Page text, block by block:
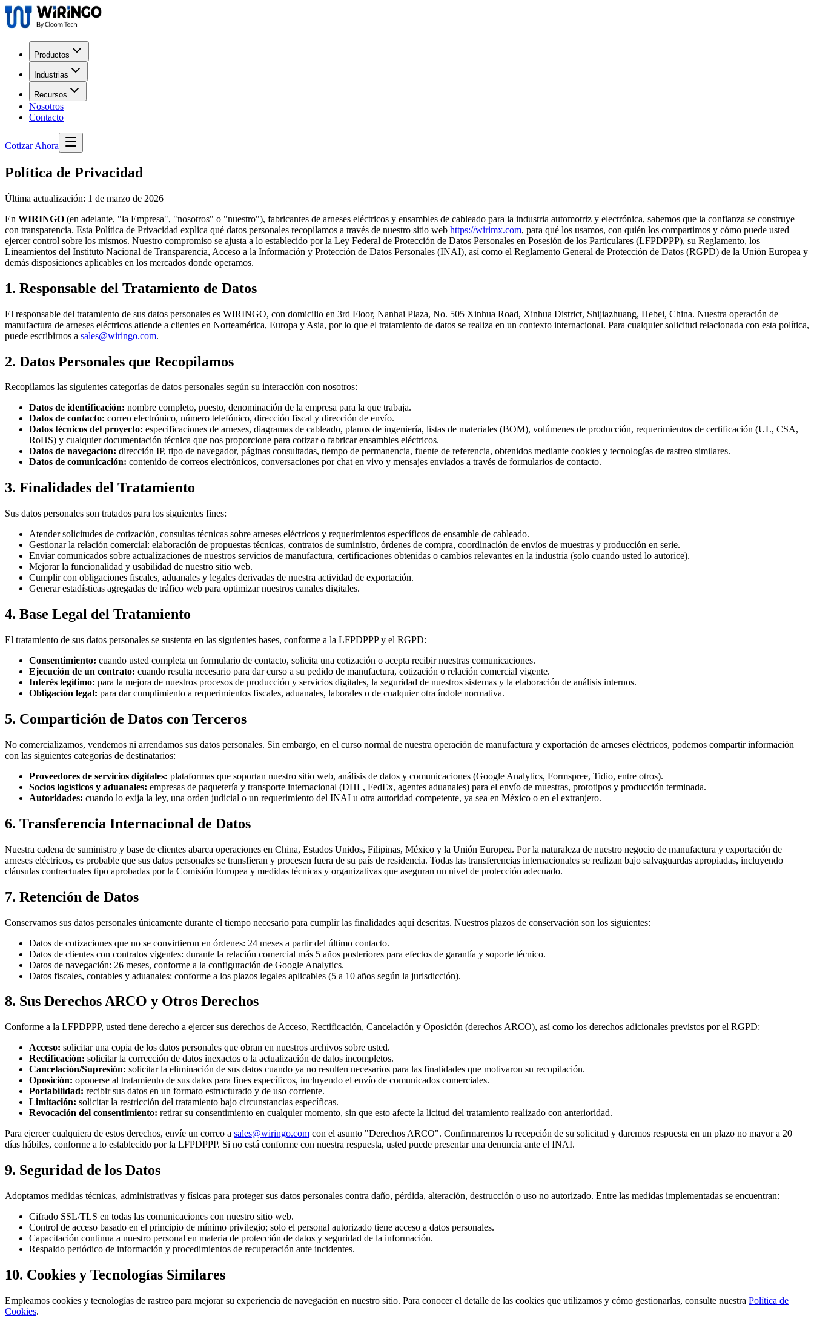
Productos
Industrias
Recursos
Nosotros
Contacto
Cotizar Ahora
Política de Privacidad
Última actualización: 1 de marzo de 2026
En WIRINGO (en adelante, "la Empresa", "nosotros" o "nuestro"), fabricantes de arneses eléctricos y ensambles de cableado para la industria automotriz y electrónica, sabemos que la confianza se construye
con transparencia. Esta Política de Privacidad explica qué datos personales recopilamos a través de nuestro sitio web https://wirimx.com, para qué los usamos, con quién los compartimos y cómo puede usted
ejercer control sobre los mismos. Nuestro compromiso se ajusta a lo establecido por la Ley Federal de Protección de Datos Personales en Posesión de los Particulares (LFPDPPP), su Reglamento, los
Lineamientos del Instituto Nacional de Transparencia, Acceso a la Información y Protección de Datos Personales (INAI), así como el Reglamento General de Protección de Datos (RGPD) de la Unión Europea y
demás disposiciones aplicables en los mercados donde operamos.
1. Responsable del Tratamiento de Datos
El responsable del tratamiento de sus datos personales es WIRINGO, con domicilio en 3rd Floor, Nanhai Plaza, No. 505 Xinhua Road, Xinhua District, Shijiazhuang, Hebei, China. Nuestra operación de
manufactura de arneses eléctricos atiende a clientes en Norteamérica, Europa y Asia, por lo que el tratamiento de datos se realiza en un contexto internacional. Para cualquier solicitud relacionada con esta política,
puede escribirnos a sales@wiringo.com.
2. Datos Personales que Recopilamos
Recopilamos las siguientes categorías de datos personales según su interacción con nosotros:
Datos de identificación: nombre completo, puesto, denominación de la empresa para la que trabaja.
Datos de contacto: correo electrónico, número telefónico, dirección fiscal y dirección de envío.
Datos técnicos del proyecto: especificaciones de arneses, diagramas de cableado, planos de ingeniería, listas de materiales (BOM), volúmenes de producción, requerimientos de certificación (UL, CSA,
RoHS) y cualquier documentación técnica que nos proporcione para cotizar o fabricar ensambles eléctricos.
Datos de navegación: dirección IP, tipo de navegador, páginas consultadas, tiempo de permanencia, fuente de referencia, obtenidos mediante cookies y tecnologías de rastreo similares.
Datos de comunicación: contenido de correos electrónicos, conversaciones por chat en vivo y mensajes enviados a través de formularios de contacto.
3. Finalidades del Tratamiento
Sus datos personales son tratados para los siguientes fines:
Atender solicitudes de cotización, consultas técnicas sobre arneses eléctricos y requerimientos específicos de ensamble de cableado.
Gestionar la relación comercial: elaboración de propuestas técnicas, contratos de suministro, órdenes de compra, coordinación de envíos de muestras y producción en serie.
Enviar comunicados sobre actualizaciones de nuestros servicios de manufactura, certificaciones obtenidas o cambios relevantes en la industria (solo cuando usted lo autorice).
Mejorar la funcionalidad y usabilidad de nuestro sitio web.
Cumplir con obligaciones fiscales, aduanales y legales derivadas de nuestra actividad de exportación.
Generar estadísticas agregadas de tráfico web para optimizar nuestros canales digitales.
4. Base Legal del Tratamiento
El tratamiento de sus datos personales se sustenta en las siguientes bases, conforme a la LFPDPPP y el RGPD:
Consentimiento: cuando usted completa un formulario de contacto, solicita una cotización o acepta recibir nuestras comunicaciones.
Ejecución de un contrato: cuando resulta necesario para dar curso a su pedido de manufactura, cotización o relación comercial vigente.
Interés legítimo: para la mejora de nuestros procesos de producción y servicios digitales, la seguridad de nuestros sistemas y la elaboración de análisis internos.
Obligación legal: para dar cumplimiento a requerimientos fiscales, aduanales, laborales o de cualquier otra índole normativa.
5. Compartición de Datos con Terceros
No comercializamos, vendemos ni arrendamos sus datos personales. Sin embargo, en el curso normal de nuestra operación de manufactura y exportación de arneses eléctricos, podemos compartir información
con las siguientes categorías de destinatarios:
Proveedores de servicios digitales: plataformas que soportan nuestro sitio web, análisis de datos y comunicaciones (Google Analytics, Formspree, Tidio, entre otros).
Socios logísticos y aduanales: empresas de paquetería y transporte internacional (DHL, FedEx, agentes aduanales) para el envío de muestras, prototipos y producción terminada.
Autoridades: cuando lo exija la ley, una orden judicial o un requerimiento del INAI u otra autoridad competente, ya sea en México o en el extranjero.
6. Transferencia Internacional de Datos
Nuestra cadena de suministro y base de clientes abarca operaciones en China, Estados Unidos, Filipinas, México y la Unión Europea. Por la naturaleza de nuestro negocio de manufactura y exportación de
arneses eléctricos, es probable que sus datos personales se transfieran y procesen fuera de su país de residencia. Todas las transferencias internacionales se realizan bajo salvaguardas apropiadas, incluyendo
cláusulas contractuales tipo aprobadas por la Comisión Europea y medidas técnicas y organizativas que aseguran un nivel de protección adecuado.
7. Retención de Datos
Conservamos sus datos personales únicamente durante el tiempo necesario para cumplir las finalidades aquí descritas. Nuestros plazos de conservación son los siguientes:
Datos de cotizaciones que no se convirtieron en órdenes: 24 meses a partir del último contacto.
Datos de clientes con contratos vigentes: durante la relación comercial más 5 años posteriores para efectos de garantía y soporte técnico.
Datos de navegación: 26 meses, conforme a la configuración de Google Analytics.
Datos fiscales, contables y aduanales: conforme a los plazos legales aplicables (5 a 10 años según la jurisdicción).
8. Sus Derechos ARCO y Otros Derechos
Conforme a la LFPDPPP, usted tiene derecho a ejercer sus derechos de Acceso, Rectificación, Cancelación y Oposición (derechos ARCO), así como los derechos adicionales previstos por el RGPD:
Acceso: solicitar una copia de los datos personales que obran en nuestros archivos sobre usted.
Rectificación: solicitar la corrección de datos inexactos o la actualización de datos incompletos.
Cancelación/Supresión: solicitar la eliminación de sus datos cuando ya no resulten necesarios para las finalidades que motivaron su recopilación.
Oposición: oponerse al tratamiento de sus datos para fines específicos, incluyendo el envío de comunicados comerciales.
Portabilidad: recibir sus datos en un formato estructurado y de uso corriente.
Limitación: solicitar la restricción del tratamiento bajo circunstancias específicas.
Revocación del consentimiento: retirar su consentimiento en cualquier momento, sin que esto afecte la licitud del tratamiento realizado con anterioridad.
Para ejercer cualquiera de estos derechos, envíe un correo a sales@wiringo.com con el asunto "Derechos ARCO". Confirmaremos la recepción de su solicitud y daremos respuesta en un plazo no mayor a 20
días hábiles, conforme a lo establecido por la LFPDPPP. Si no está conforme con nuestra respuesta, usted puede presentar una denuncia ante el INAI.
9. Seguridad de los Datos
Adoptamos medidas técnicas, administrativas y físicas para proteger sus datos personales contra daño, pérdida, alteración, destrucción o uso no autorizado. Entre las medidas implementadas se encuentran:
Cifrado SSL/TLS en todas las comunicaciones con nuestro sitio web.
Control de acceso basado en el principio de mínimo privilegio; solo el personal autorizado tiene acceso a datos personales.
Capacitación continua a nuestro personal en materia de protección de datos y seguridad de la información.
Respaldo periódico de información y procedimientos de recuperación ante incidentes.
10. Cookies y Tecnologías Similares
Empleamos cookies y tecnologías de rastreo para mejorar su experiencia de navegación en nuestro sitio. Para conocer el detalle de las cookies que utilizamos y cómo gestionarlas, consulte nuestra Política de
Cookies.